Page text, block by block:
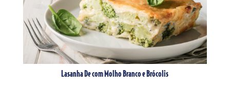
Lasanha De com Molho Branco e Brócolis